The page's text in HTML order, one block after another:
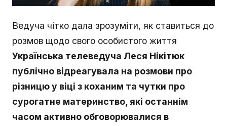
Ведуча чітко дала зрозуміти, як ставиться до
розмов щодо свого особистого життя
Українська телеведуча Леся Нікітюк
публічно відреагувала на розмови про
різницю у віці з коханим та чутки про
сурогатне материнство, які останнім
часом активно обговорювалися в